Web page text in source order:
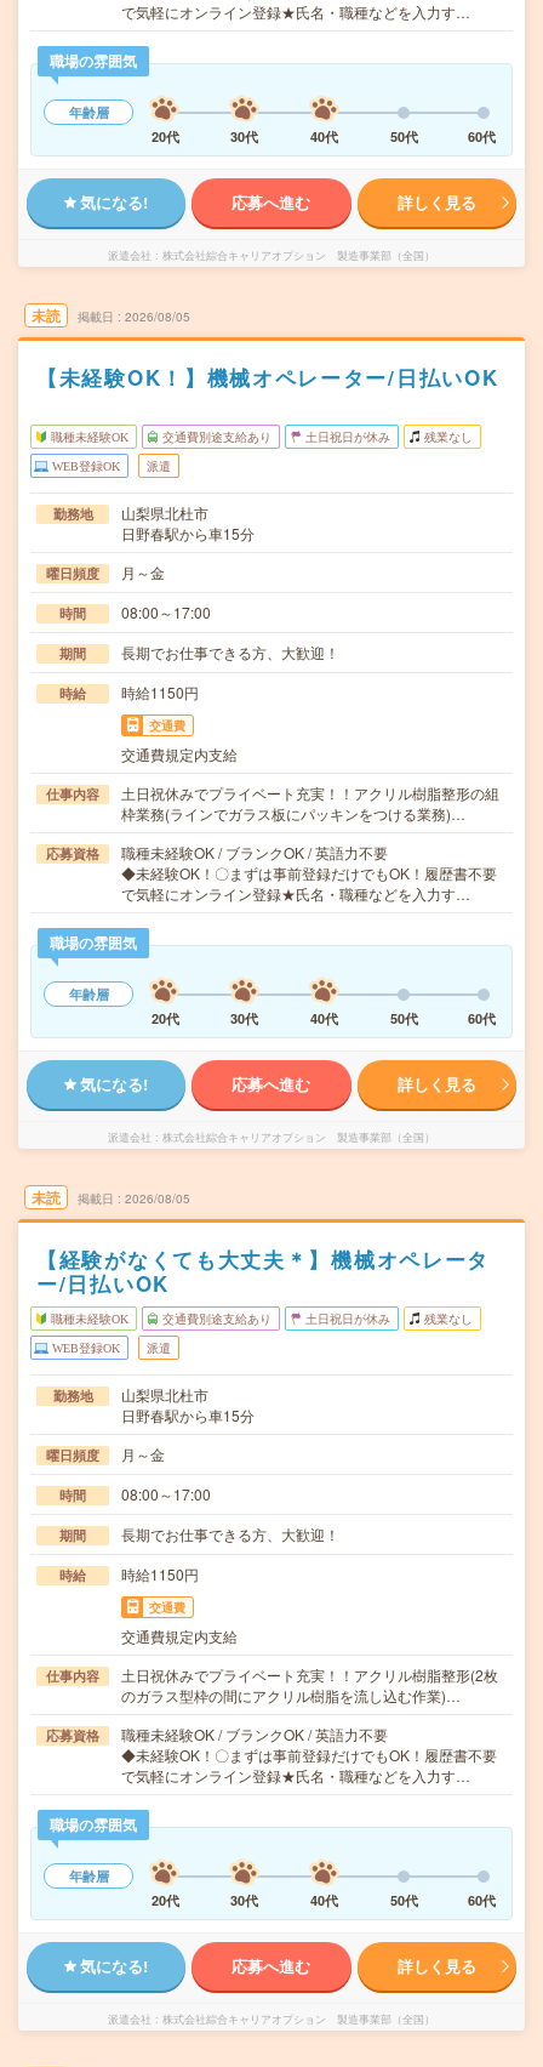
で気軽にオンライン登録★氏名・職種などを入力す…
職場の雰囲気
年齢層
20代
30代 40代 50代 60代
気になる! 応募へ進む 詳しく見る
派遣会社 株式会社綜合キャリアオプション 製造事業部（全国）
未読 掲載日 2026/08/05
【未経験OK！】機械オペレーター/日払いOK
職種未経験OK 交通費別途支給あり 土日祝日が休み 残業なし
WEB登録OK 派遣
勤務地
山梨県北杜市
日野春駅から車15分
曜日頻度 月～金
時間 08:00～17:00
期間 長期でお仕事できる方、大歓迎！
時給 時給1150円
交通費
交通費規定内支給
仕事内容
土日祝休みでプライベート充実！！アクリル樹脂整形の組
枠業務(ラインでガラス板にパッキンをつける業務)…
応募資格
職種未経験OK / ブランクOK / 英語力不要
◆未経験OK！〇まずは事前登録だけでもOK！履歴書不要
で気軽にオンライン登録★氏名・職種などを入力す…
職場の雰囲気
年齢層
20代
30代 40代 50代 60代
気になる! 応募へ進む 詳しく見る
派遣会社 株式会社綜合キャリアオプション 製造事業部（全国）
未読 掲載日 2026/08/05
【経験がなくても大丈夫＊】機械オペレータ
ー/日払いOK
職種未経験OK 交通費別途支給あり 土日祝日が休み 残業なし
WEB登録OK 派遣
勤務地
山梨県北杜市
日野春駅から車15分
曜日頻度 月～金
時間 08:00～17:00
期間 長期でお仕事できる方、大歓迎！
時給 時給1150円
交通費
交通費規定内支給
仕事内容
土日祝休みでプライベート充実！！アクリル樹脂整形(2枚
のガラス型枠の間にアクリル樹脂を流し込む作業)…
応募資格
職種未経験OK / ブランクOK / 英語力不要
◆未経験OK！〇まずは事前登録だけでもOK！履歴書不要
で気軽にオンライン登録★氏名・職種などを入力す…
職場の雰囲気
年齢層
20代
30代 40代 50代 60代
気になる! 応募へ進む 詳しく見る
派遣会社 株式会社綜合キャリアオプション 製造事業部（全国）